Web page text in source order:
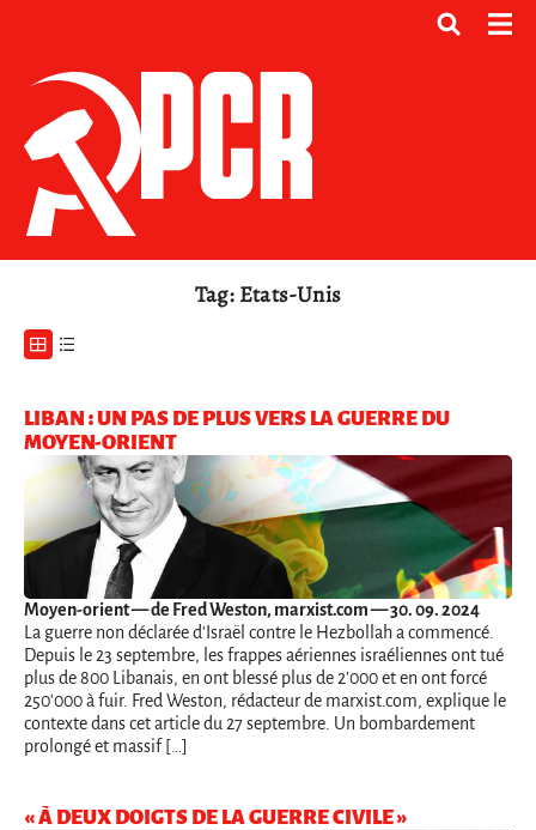
Tag: Etats-Unis
LIBAN : UN PAS DE PLUS VERS LA GUERRE DU
MOYEN-ORIENT
Moyen-orient— de Fred Weston, marxist.com — 30. 09. 2024
La guerre non déclarée d'Israël contre le Hezbollah a commencé.
Depuis le 23 septembre, les frappes aériennes israéliennes ont tué
plus de 800 Libanais, en ont blessé plus de 2'000 et en ont forcé
250'000 à fuir. Fred Weston, rédacteur de marxist.com, explique le
contexte dans cet article du 27 septembre. Un bombardement
prolongé et massif […]
« À DEUX DOIGTS DE LA GUERRE CIVILE »